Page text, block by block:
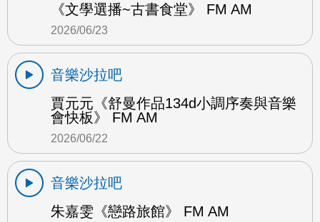
《文學選播~古書食堂》 FM AM
2026/06/23
音樂沙拉吧
賈元元《舒曼作品134d小調序奏與音樂
會快板》 FM AM
2026/06/22
音樂沙拉吧
朱嘉雯《戀路旅館》 FM AM